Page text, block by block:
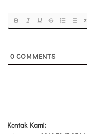
0 COMMENTS
Kontak Kami: